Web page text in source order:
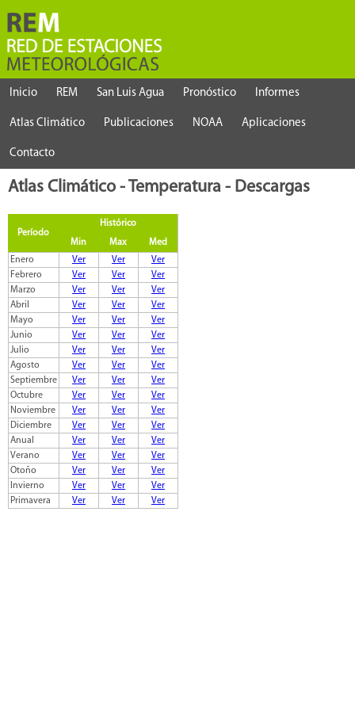
Inicio REM San Luis Agua Pronóstico Informes
Atlas Climático Publicaciones NOAA Aplicaciones
Contacto
Atlas Climático - Temperatura - Descargas
Período
Histórico
Min
Max
Med
Enero
Ver Ver
Ver
Febrero
Ver Ver
Ver
Marzo
Ver Ver
Ver
Abril
Ver Ver
Ver
Mayo
Ver Ver
Ver
Junio
Ver Ver
Ver
Julio
Ver Ver
Ver
Agosto
Ver Ver
Ver
Septiembre
Ver Ver
Ver
Octubre
Ver Ver
Ver
Noviembre
Ver Ver
Ver
Diciembre
Ver Ver
Ver
Anual
Ver Ver
Ver
Verano
Ver Ver
Ver
Otoño
Ver Ver
Ver
Invierno
Ver Ver
Ver
Primavera
Ver Ver Ver